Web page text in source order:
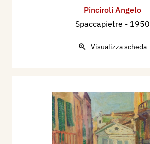
Pinciroli Angelo
Spaccapietre - 1950
Visualizza scheda